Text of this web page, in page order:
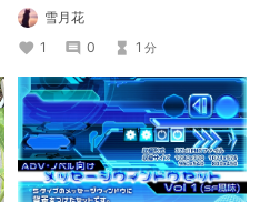
雪月花
1
0 1 分